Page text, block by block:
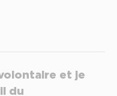
et je
du